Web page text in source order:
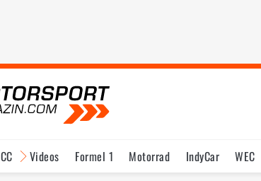
Videos Formel 1 Motorrad IndyCar WEC